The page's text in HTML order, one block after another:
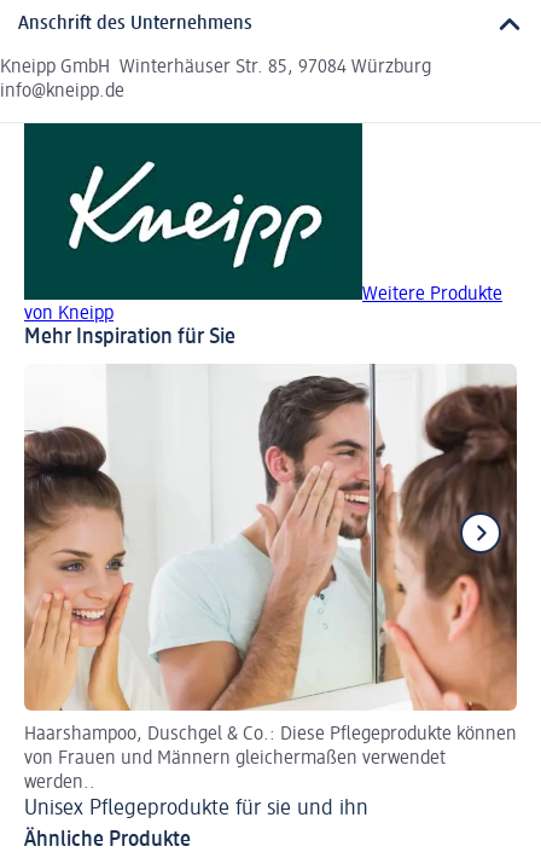
Anschrift des Unternehmens
Kneipp GmbH Winterhäuser Str. 85, 97084 Würzburg
info@kneipp.de
Weitere Produkte
von Kneipp
Mehr Inspiration für Sie
Haarshampoo, Duschgel & Co.: Diese Pflegeprodukte können
von Frauen und Männern gleichermaßen verwendet
werden..
Unisex Pflegeprodukte für sie und ihn
Ähnliche Produkte